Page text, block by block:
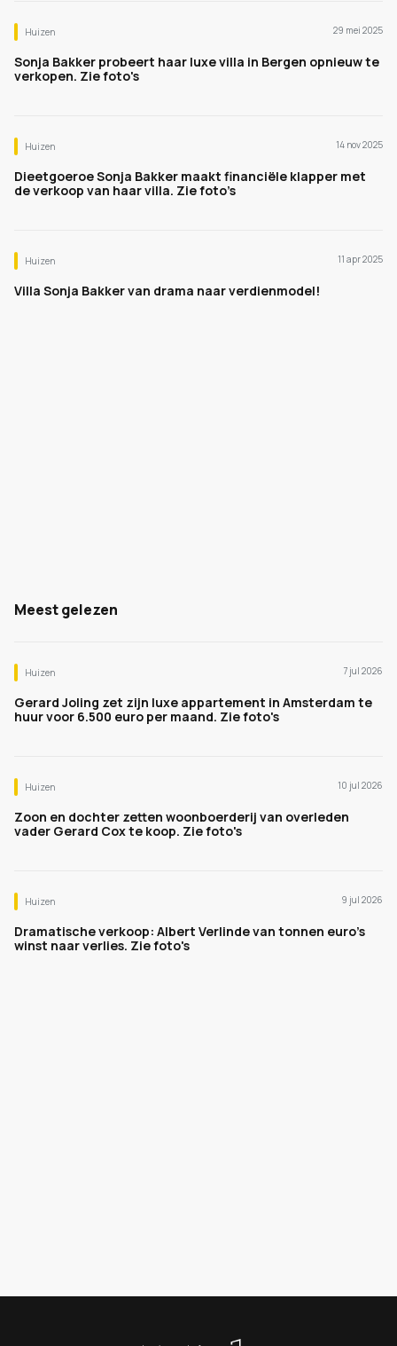
Huizen 29 mei 2025
Sonja Bakker probeert haar luxe villa in Bergen opnieuw te
verkopen. Zie foto's
Huizen 14 nov 2025
Dieetgoeroe Sonja Bakker maakt financiële klapper met
de verkoop van haar villa. Zie foto’s
Huizen 11 apr 2025
Villa Sonja Bakker van drama naar verdienmodel!
Meest gelezen
Huizen 7 jul 2026
Gerard Joling zet zijn luxe appartement in Amsterdam te
huur voor 6.500 euro per maand. Zie foto's
Huizen 10 jul 2026
Zoon en dochter zetten woonboerderij van overleden
vader Gerard Cox te koop. Zie foto's
Huizen 9 jul 2026
Dramatische verkoop: Albert Verlinde van tonnen euro's
winst naar verlies. Zie foto's